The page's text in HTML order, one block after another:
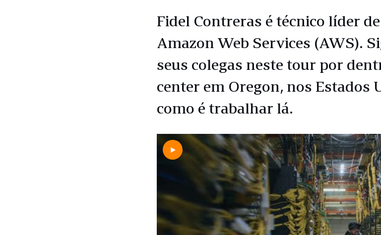
Fidel Contreras é técnico líder
Amazon Web Services (AWS).
seus colegas neste tour por
center em Oregon, nos Estados
como é trabalhar lá.